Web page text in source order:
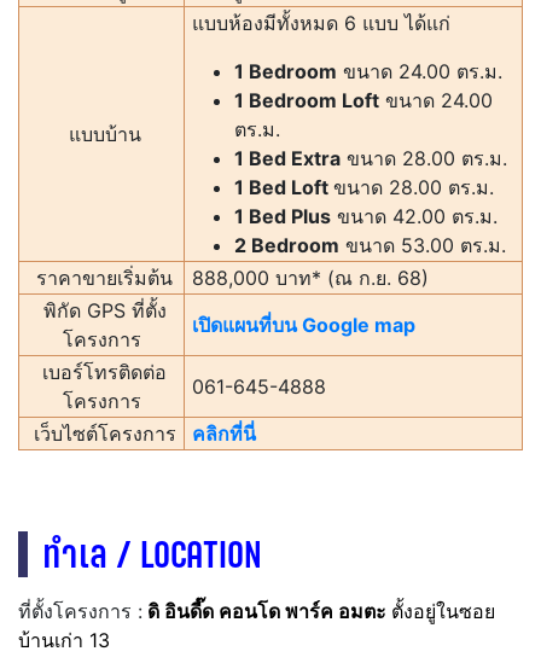
แบบบ้าน
แบบห้องมีทั้งหมด 6 แบบ ได้แก่
1 Bedroom ขนาด 24.00 ตร.ม.
1 Bedroom Loft ขนาด 24.00
ตร.ม.
1 Bed Extra ขนาด 28.00 ตร.ม.
1 Bed Loft ขนาด 28.00 ตร.ม.
1 Bed Plus ขนาด 42.00 ตร.ม.
2 Bedroom ขนาด 53.00 ตร.ม.
ราคาขายเริ่มต้น
888,000 บาท* (ณ ก.ย. 68)
พิกัด GPS ที่ตั้ง
โครงการ
เปิดแผนที่บน Google map
เบอร์โทรติดต่อ
โครงการ
061-645-4888
เว็บไซต์โครงการ
คลิกที่นี่
ทำเล / LOCATION
ที่ตั้งโครงการ : ดิ อินดี๊ด คอนโด พาร์ค อมตะ ตั้งอยู่ในซอย
บ้านเก่า 13